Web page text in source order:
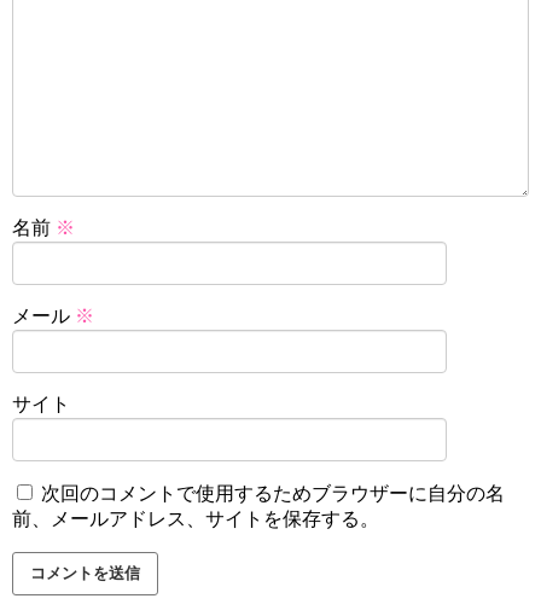
名前 ※
メール ※
サイト
次回のコメントで使用するためブラウザーに自分の名
前、メールアドレス、サイトを保存する。